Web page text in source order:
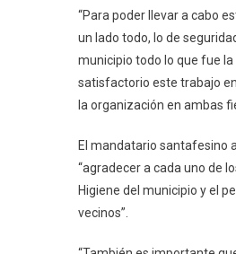
“Para poder llevar a cabo
un lado todo, lo de
municipio todo lo que fue
satisfactorio este trabajo
la organización en ambas
El mandatario santafesino
“agradecer a cada uno de
Higiene del municipio y el
vecinos”.